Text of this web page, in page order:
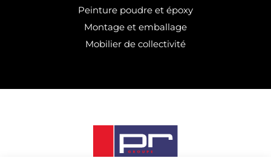
Peinture poudre et époxy
Montage et emballage
Mobilier de collectivité